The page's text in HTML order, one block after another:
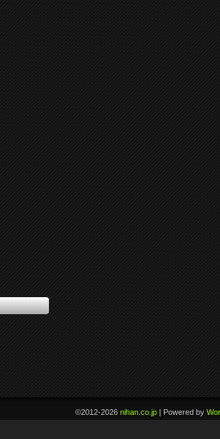
©2012-2026nihan.co.jp | Powered by